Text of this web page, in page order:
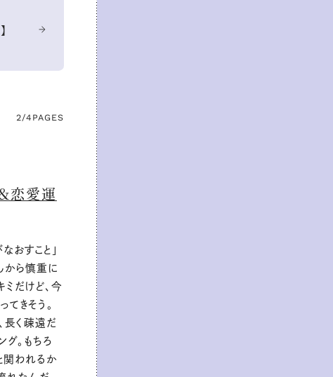
2/4 PAGES
恋愛運
おすこと」
から慎重に
だけど、今
きそう。
長く疎遠だ
。もちろ
関われるか